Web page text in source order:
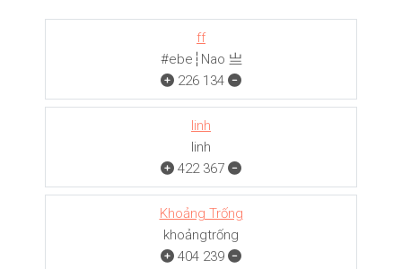
ff
#ebe┆Nao 亗
226 134
linh
linh
422 367
Khoảng Trống
khoảngㅤㅤㅤtrống
404 239